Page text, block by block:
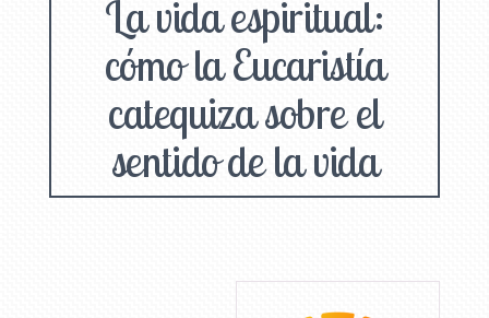
La vida espiritual:
cómo la Eucaristía
catequiza sobre el
sentido de la vida